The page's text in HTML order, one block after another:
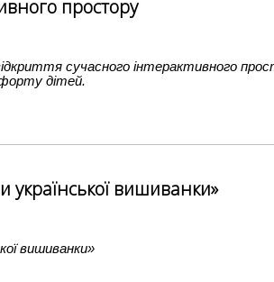
простору
сучасного інтерактивного
дітей.
вишиванки»
вишиванки»